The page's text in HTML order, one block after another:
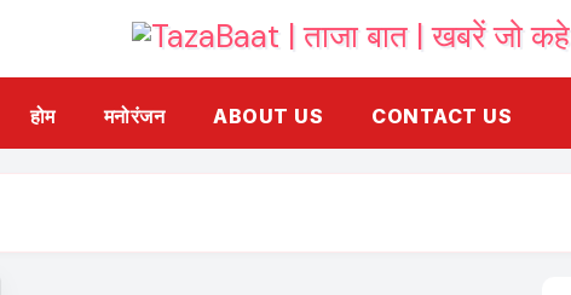
होम मनोरंजन ABOUT US CONTACT US